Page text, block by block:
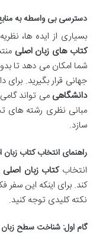
دسترسی بی واسطه به
بسیاری از ایده ها،
کتاب های زبان اصلی
شما امکان می دهد تا
جهانی قرار بگیرید.
دانشگاهی می تواند
مبانی نظری رشته های
سازد.
راهنمای انتخاب کتاب
انتخابکتاب زبان اصلی
کند. برای اینکه این
نکته کلیدی توجه کنید.
گام اول: شناخت سطح